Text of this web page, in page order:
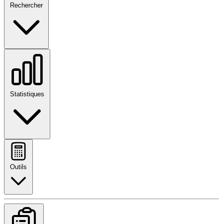
Rechercher
Statistiques
Outils